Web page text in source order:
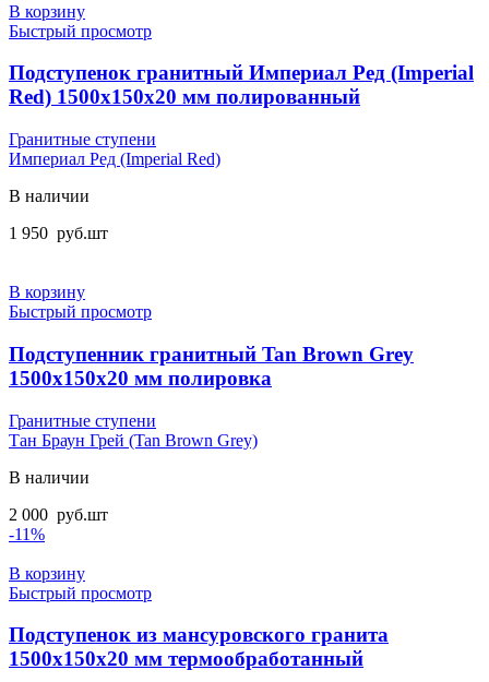
В корзину
Быстрый просмотр
Подступенок гранитный Империал Ред (Imperial
Red) 1500x150x20 мм полированный
Гранитные ступени
Империал Ред (Imperial Red)
В наличии
1 950 руб.шт
В корзину
Быстрый просмотр
Подступенник гранитный Tan Brown Grey
1500x150x20 мм полировка
Гранитные ступени
Тан Браун Грей (Tan Brown Grey)
В наличии
2 000 руб.шт
-11%
В корзину
Быстрый просмотр
Подступенок из мансуровского гранита
1500x150x20 мм термообработанный